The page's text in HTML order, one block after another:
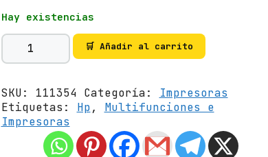
Hay existencias
I
p
e
s
o
🛒 Añadir al carrito
SKU: 111354 Categoría:
Impresoras
Etiquetas: Hp, Multifunciones e
Impresoras